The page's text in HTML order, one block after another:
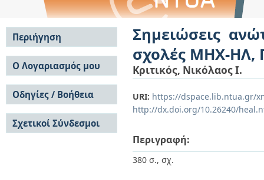
Σημειώσεις
σχολές ΜΗΧ-ΗΛ,
Κριτικός, Νικόλαος Ι.
URI: https://dspace.lib.ntua.gr/
http://dx.doi.org/10.26240/
Περιγραφή:
380 σ., σχ.
Περιήγηση
Σε όλο το DSpace
Κοινότητες & Συλλογές
Ανά Ημερομηνία
Έκδοσης
Συγγραφείς
Τίτλοι
Θέματα
Ο Λογαριασμός μου
Σύνδεση
Εγγραφή
Οδηγίες / Βοήθεια
Οδηγίες Υποβολής
Οδηγίες Χρήσης ΙΑ
Συχνές Ερωτήσεις
Σχετικοί Σύνδεσμοι